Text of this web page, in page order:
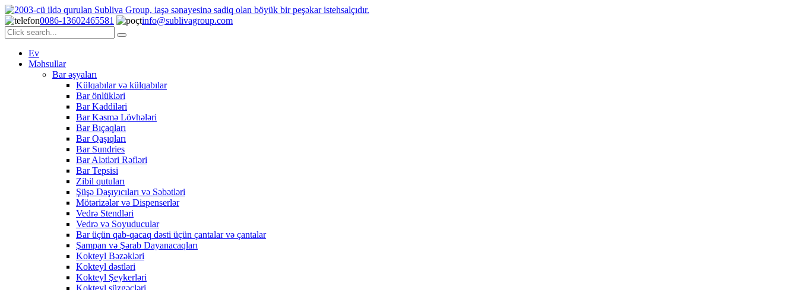
0086-13602465581 info@sublivagroup.com
Ev
Məhsullar
Bar əşyaları
Külqabılar və külqabılar
Bar önlükləri
Bar Kaddiləri
Bar Kəsmə Lövhələri
Bar Bıçaqları
Bar Qaşıqları
Bar Sundries
Bar Alətləri Rəfləri
Bar Tepsisi
Zibil qutuları
Şüşə Daşıyıcıları və Səbətləri
Mötərizələr və Dispenserlər
Vedrə Stendləri
Vedrə və Soyuducular
Bar üçün qab-qacaq dəsti üçün çantalar və çantalar
Şampan və Şərab Dayanacaqları
Kokteyl Bəzəkləri
Kokteyl dəstləri
Kokteyl Şeykerləri
Kokteyl süzgəcləri